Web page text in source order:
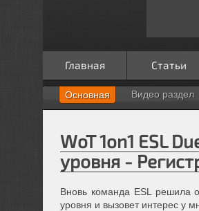
Главная Статьи
Основная Видео раздел
WoT 1on1 ESL
уровня -
Вновь команда ESL решила
уровня и вызовет интерес у